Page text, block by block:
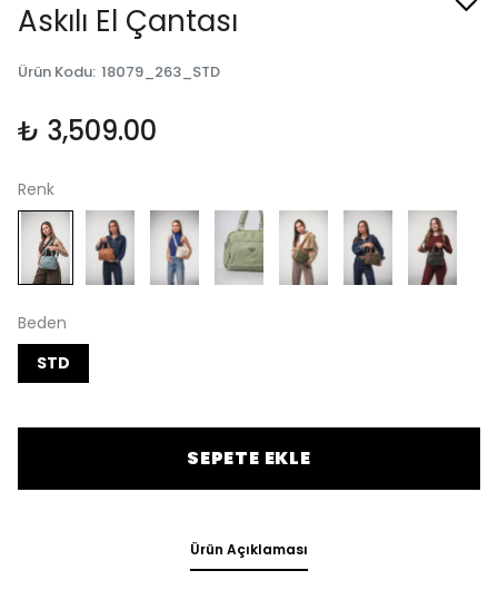
Askılı El Çantası
Ürün Kodu: 18079_263_STD
₺ 3,509.00
Renk
Beden
STD
SEPETE EKLE
Ürün Açıklaması